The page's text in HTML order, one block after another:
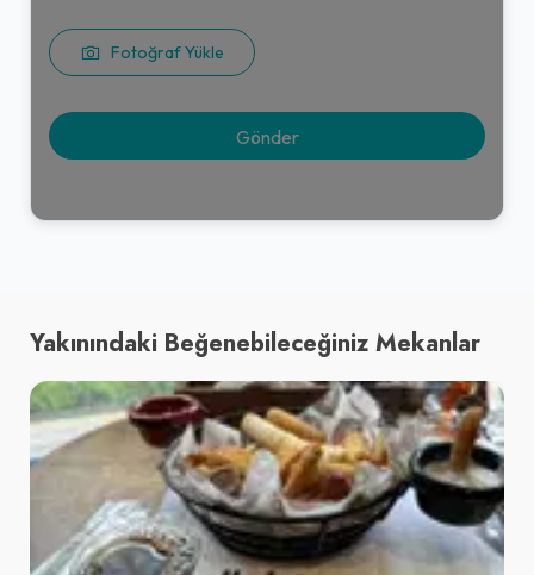
Fotoğraf Yükle
Yakınındaki Beğenebileceğiniz Mekanlar